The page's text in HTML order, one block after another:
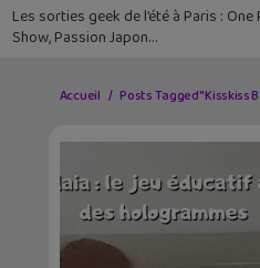
Les sorties geek de l’été à Paris :
Show, Passion Japon…
Accueil Posts Tagged "Kisskiss